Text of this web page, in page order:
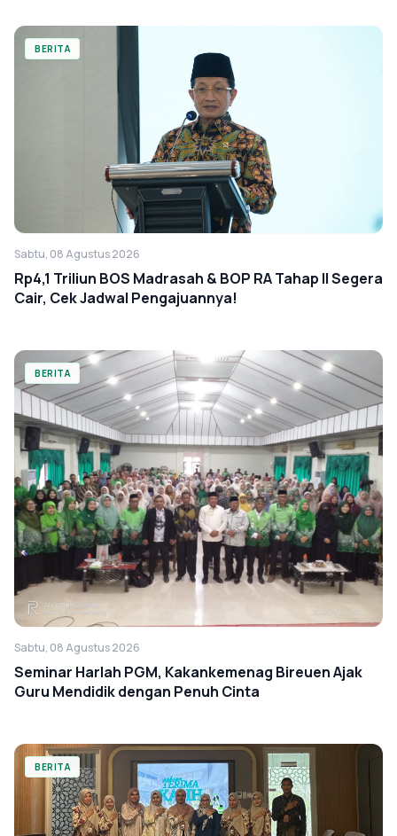
BERITA
Sabtu, 08 Agustus 2026
Rp4,1 Triliun BOS Madrasah & BOP RA Tahap II Segera
Cair, Cek Jadwal Pengajuannya!
BERITA
Sabtu, 08 Agustus 2026
Seminar Harlah PGM, Kakankemenag Bireuen Ajak
Guru Mendidik dengan Penuh Cinta
BERITA